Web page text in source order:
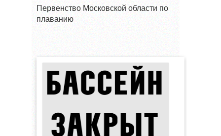
Первенство Московской области по
плаванию